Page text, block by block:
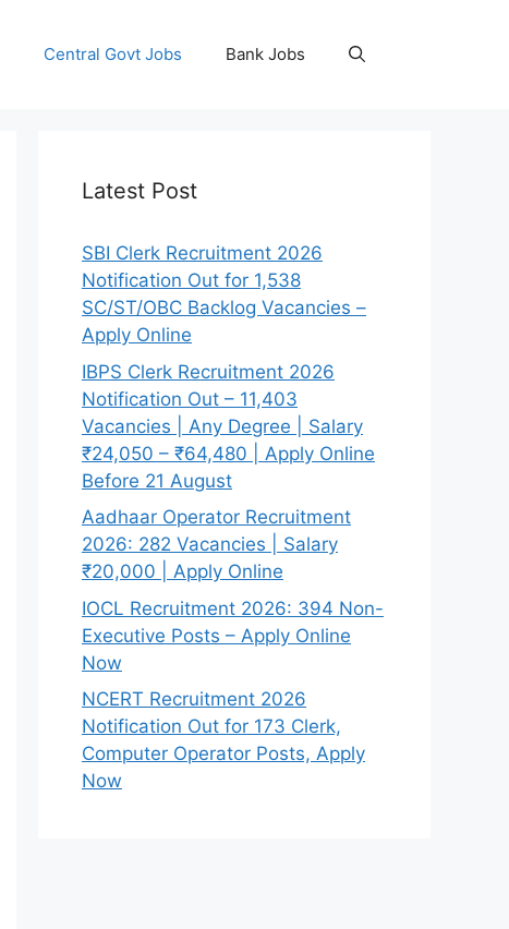
Central Govt Jobs Bank Jobs
Latest Post
SBI Clerk Recruitment 2026
Notification Out for 1,538
SC/ST/OBC Backlog Vacancies –
Apply Online
IBPS Clerk Recruitment 2026
Notification Out – 11,403
Vacancies | Any Degree | Salary
₹24,050 – ₹64,480 | Apply Online
Before 21 August
Aadhaar Operator Recruitment
2026: 282 Vacancies | Salary
₹20,000 | Apply Online
IOCL Recruitment 2026: 394 Non-
Executive Posts – Apply Online
Now
NCERT Recruitment 2026
Notification Out for 173 Clerk,
Computer Operator Posts, Apply
Now